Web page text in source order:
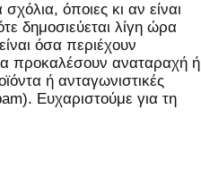
όποιες κι αν είναι
δημοσιεύεται λίγη ώρα
όσα περιέχουν
προκαλέσουν αναταραχή ή
ή ανταγωνιστικές
Ευχαριστούμε για τη